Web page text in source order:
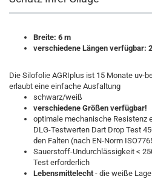
Breite: 6 m
verschiedene Längen verfügbar:
Die Silofolie AGRIplus ist 15 Monate uv-
erlaubt eine einfache Ausfaltung
schwarz/weiß
verschiedene Größen verfügbar!
optimale mechanische Resistenz
DLG-Testwerten Dart Drop Test
den Falten (nach EN-Norm
Sauerstoff-Undurchlässigkeit <
Test erforderlich
Lebensmittelecht- die weiße